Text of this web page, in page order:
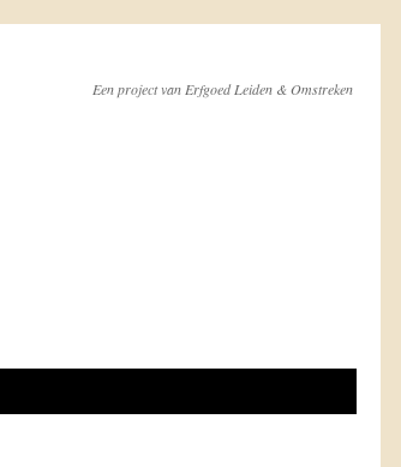
Een project van Erfgoed Leiden & Omstreken